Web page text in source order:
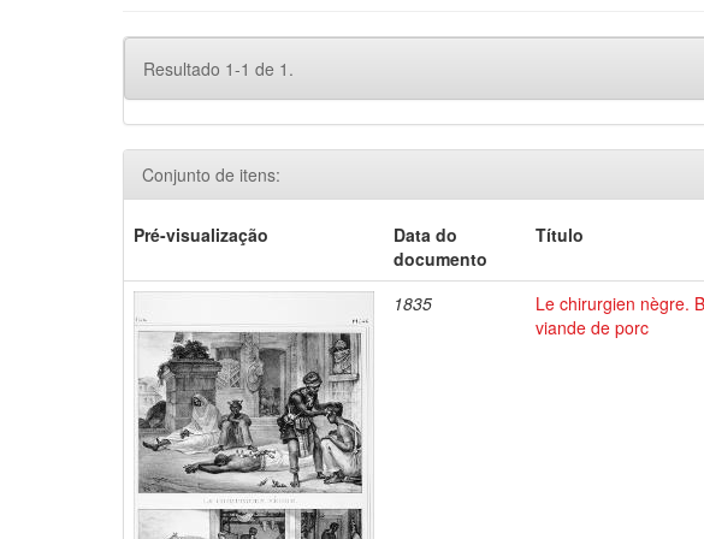
Resultado 1-1 de 1.
Conjunto de itens:
Pré-visualização
Data do
documento
Título
1835
Le chirurgien nègre.
viande de porc